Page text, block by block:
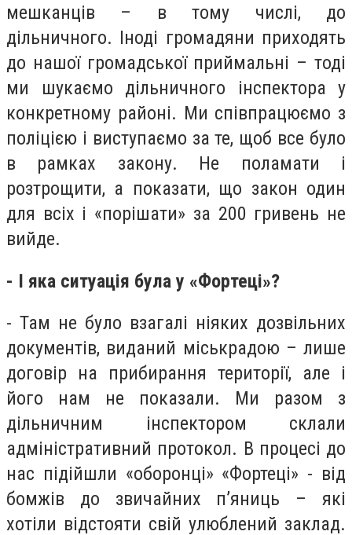
мешканців – в тому числі, до
дільничного. Іноді громадяни приходять
до нашої громадської приймальні – тоді
ми шукаємо дільничного інспектора у
конкретному районі. Ми співпрацюємо з
поліцією і виступаємо за те, щоб все було
в рамках закону. Не поламати і
розтрощити, а показати, що закон один
для всіх і «порішати» за 200 гривень не
вийде.
- І яка ситуація була у «Фортеці»?
- Там не було взагалі ніяких дозвільних
документів, виданий міськрадою – лише
договір на прибирання території, але і
його нам не показали. Ми разом з
дільничним інспектором склали
адміністративний протокол. В процесі до
нас підійшли «оборонці» «Фортеці» - від
бомжів до звичайних п’яниць – які
хотіли відстояти свій улюблений заклад.